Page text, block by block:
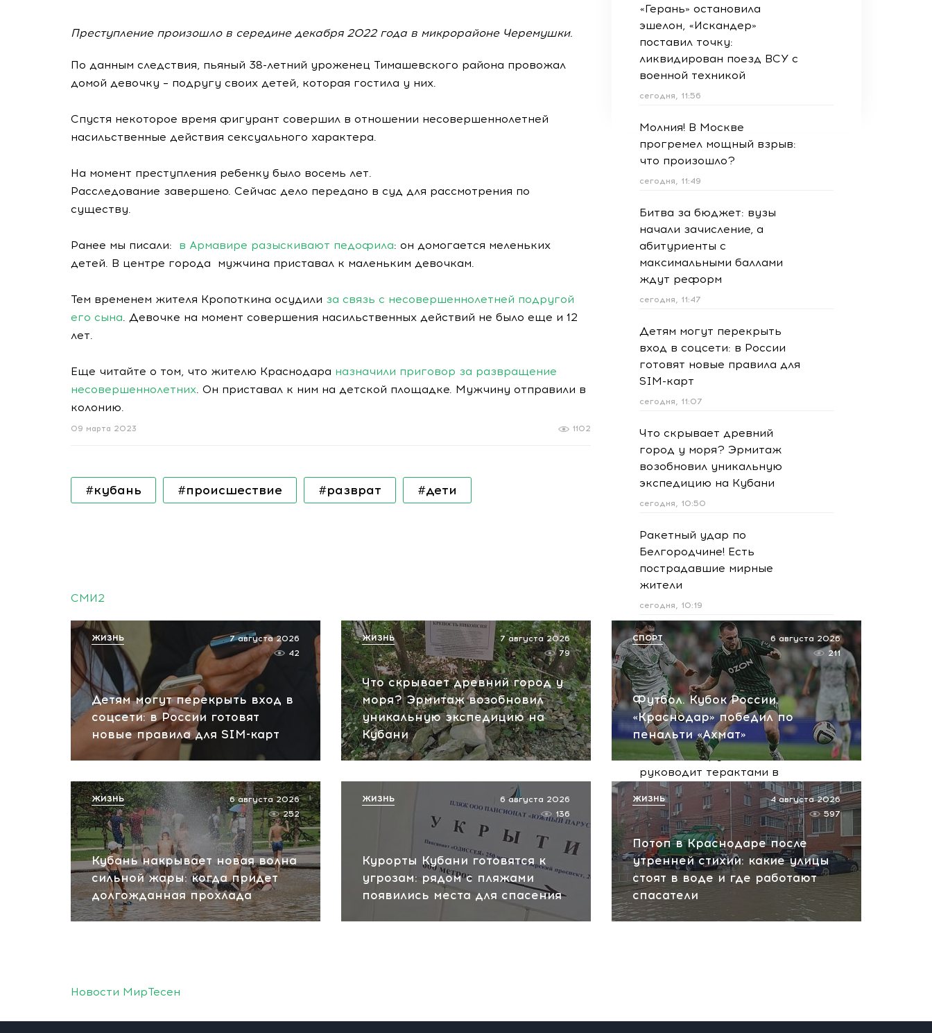
Преступление произошло в середине декабря 2022 года в микрорайоне Черемушки.
По данным следствия, пьяный 38-летний уроженец Тимашевского района провожал
домой девочку – подругу своих детей, которая гостила у них.
Спустя некоторое время фигурант совершил в отношении несовершеннолетней
насильственные действия сексуального характера.
На момент преступления ребенку было восемь лет.
Расследование завершено. Сейчас дело передано в суд для рассмотрения по
существу.
Ранее мы писали: в Армавире разыскивают педофила: он домогается меленьких
детей. В центре города мужчина приставал к маленьким девочкам.
Тем временем жителя Кропоткина осудили за связь с несовершеннолетней подругой
его сына. Девочке на момент совершения насильственных действий не было еще и 12
лет.
Еще читайте о том, что жителю Краснодара назначили приговор за развращение
несовершеннолетних. Он приставал к ним на детской площадке. Мужчину отправили в
колонию.
1102
09 марта 2023
#кубань #происшествие #разврат #дети
«Герань» остановила
эшелон, «Искандер»
поставил точку:
ликвидирован поезд ВСУ с
военной техникой
сегодня, 11:56
Молния! В Москве
прогремел мощный взрыв:
что произошло?
сегодня, 11:49
Битва за бюджет: вузы
начали зачисление, а
абитуриенты с
максимальными баллами
ждут реформ
сегодня, 11:47
Детям могут перекрыть
вход в соцсети: в России
готовят новые правила для
SIM-карт
сегодня, 11:07
Что скрывает древний
город у моря? Эрмитаж
возобновил уникальную
экспедицию на Кубани
сегодня, 10:50
Ракетный удар по
Белгородчине! Есть
пострадавшие мирные
жители
сегодня, 10:19
Срочно! В Геленджике и
Новороссийске громко -
работает ПВО:
рекомендуется уйти с
пляжей
сегодня, 10:13
НАТО планирует и
руководит терактами в
России! Сенсационное
заявление хакеров
сегодня, 10:07
СМИ2
Детям могут перекрыть вход в
соцсети: в России готовят
новые правила для SIM-карт
7 августа 2026
42
ЖИЗНЬ
Что скрывает древний город у
моря? Эрмитаж возобновил
уникальную экспедицию на
Кубани
7 августа 2026
79
ЖИЗНЬ
Футбол. Кубок России.
«Краснодар» победил по
пенальти «Ахмат»
6 августа 2026
211
СПОРТ
Кубань накрывает новая волна
сильной жары: когда придет
долгожданная прохлада
6 августа 2026
252
ЖИЗНЬ
Курорты Кубани готовятся к
угрозам: рядом с пляжами
появились места для спасения
6 августа 2026
136
ЖИЗНЬ
Потоп в Краснодаре после
утренней стихии: какие улицы
стоят в воде и где работают
спасатели
4 августа 2026
597
ЖИЗНЬ
Новости МирТесен